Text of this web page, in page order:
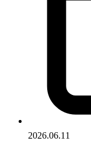
2026.06.11